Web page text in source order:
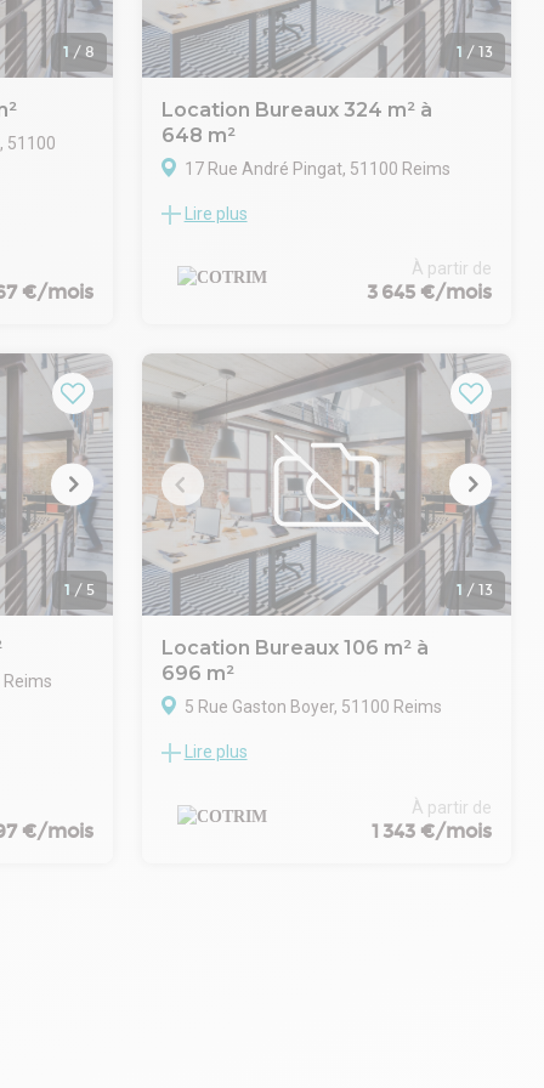
Immergez-vous dans le charme vintage
avec un ascenseur de style Art déco.
Accédez à une terrasse panoramique
sur la cathédrale.
Offrez à votre entreprise un emplacement
prestigieux où la grandeur historique
1 / 8
51100
un
Henri
€/mois
1 /13
Location Bureaux 324 m² à
648 m²
17 Rue André Pingat, 51100 Reims
Ce plateau de bureaux est aménagé,
rapidement, avec un nombre de parkings
extensibles pouvant aller jusqu'à 20 places.
Lire plus
À partir de
3 645 €/mois
1 / 5
ou
€/mois
1 /13
Location Bureaux 106 m² à
696 m²
5 Rue Gaston Boyer, 51100 Reims
Au cœur de la ville, dans le quartier des
à proximité de l'accès à l'autoroute A4
(Paris/Strasbourg), la sortie « Reims -
Lire plus
À partir de
1 343 €/mois